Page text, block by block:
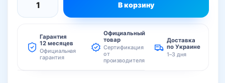
Количество
Комплект
Creality
В корзину
Гарантия
12 месяцев
Официальная
гарантия
Официальный
товар
Сертификация
от
производителя
Доставка
по Украине
1–3 дня